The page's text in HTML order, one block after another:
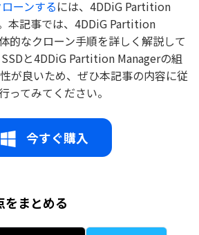
ーンするには、4DDiG Partition
本記事では、4DDiG Partition
的なクローン手順を詳しく解説して
と4DDiG Partition Managerの組
が良いため、ぜひ本記事の内容に従
ってみてください。
今すぐ購入
をまとめる